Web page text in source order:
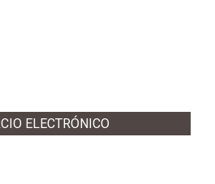
ELECTRÓNICO